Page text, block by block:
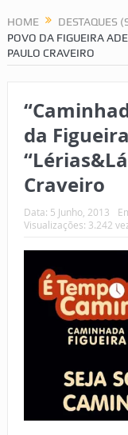
HOME DESTAQUES
POVO DA FIGUEIRA
PAULO CRAVEIRO
da
Craveiro
Data: 5 Junho, 2013
Visualizações: 3.242